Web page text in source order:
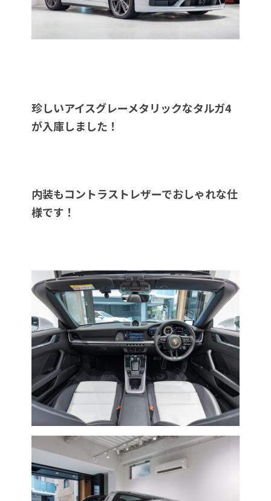
珍しいアイスグレーメタリックなタルガ4
が入庫しました！
内装もコントラストレザーでおしゃれな仕
様です！